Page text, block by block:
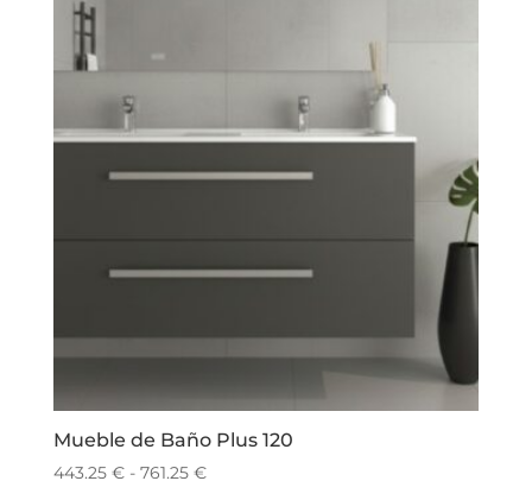
Mueble de Baño Plus 120
443.25 € - 761.25 €Rango